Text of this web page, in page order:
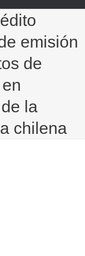
emisión
de
la
chilena